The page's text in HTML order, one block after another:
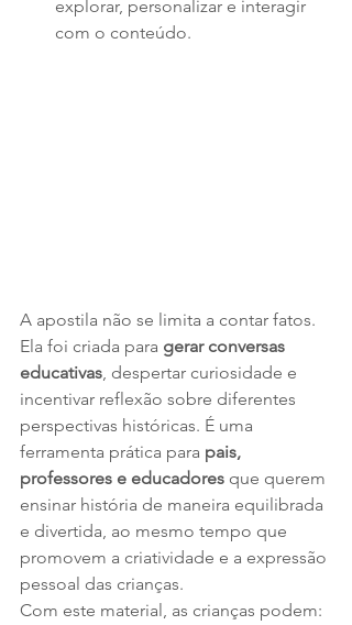
explorar, personalizar e interagir
com o conteúdo.
A apostila não se limita a contar fatos.
Ela foi criada para gerar conversas
educativas, despertar curiosidade e
incentivar reflexão sobre diferentes
perspectivas históricas. É uma
ferramenta prática para pais,
professores e educadores que querem
ensinar história de maneira equilibrada
e divertida, ao mesmo tempo que
promovem a criatividade e a expressão
pessoal das crianças.
Com este material, as crianças podem: